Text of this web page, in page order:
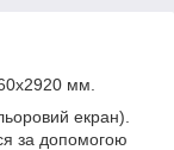
мм.
екран).
за допомогою